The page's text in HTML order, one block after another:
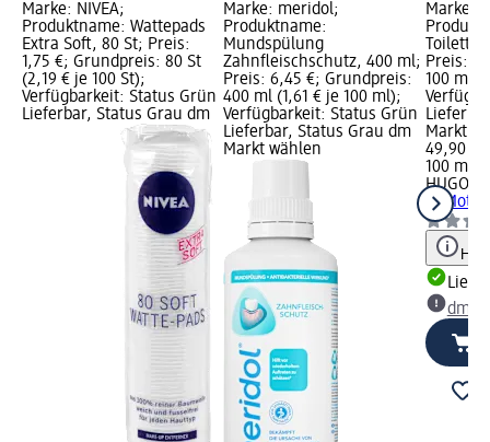
Marke: NIVEA;
Produktname: Wattepads
Extra Soft, 80 St; Preis:
1,75 €; Grundpreis: 80 St
(2,19 € je 100 St);
Verfügbarkeit: Status Grün
Lieferbar, Status Grau dm
Marke: meridol;
Produktname:
Mundspülung
Zahnfleischschutz, 400 ml;
Preis: 6,45 €; Grundpreis:
400 ml (1,61 € je 100 ml);
Verfügbarkeit: Status Grün
Lieferbar, Status Grau dm
Markt wählen
Marke:
Toilette
Preis:
100 ml
Markt
49,90 €
100 ml
HUGO
In
dm